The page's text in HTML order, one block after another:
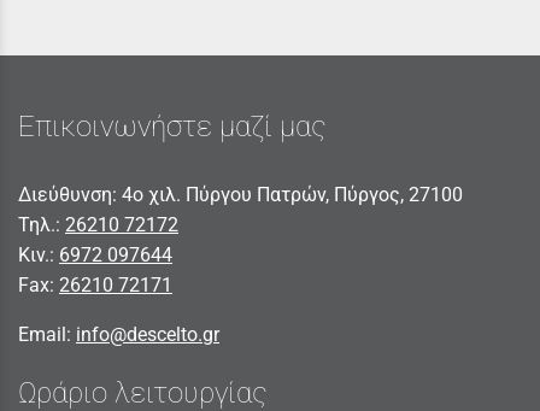
Επικοινωνήστε μαζί μας
Διεύθυνση: 4ο χιλ. Πύργου Πατρών, Πύργος, 27100
Τηλ.: 26210 72172
Κιν.: 6972 097644
Fax: 26210 72171
Email: info@descelto.gr
Ωράριο λειτουργίας